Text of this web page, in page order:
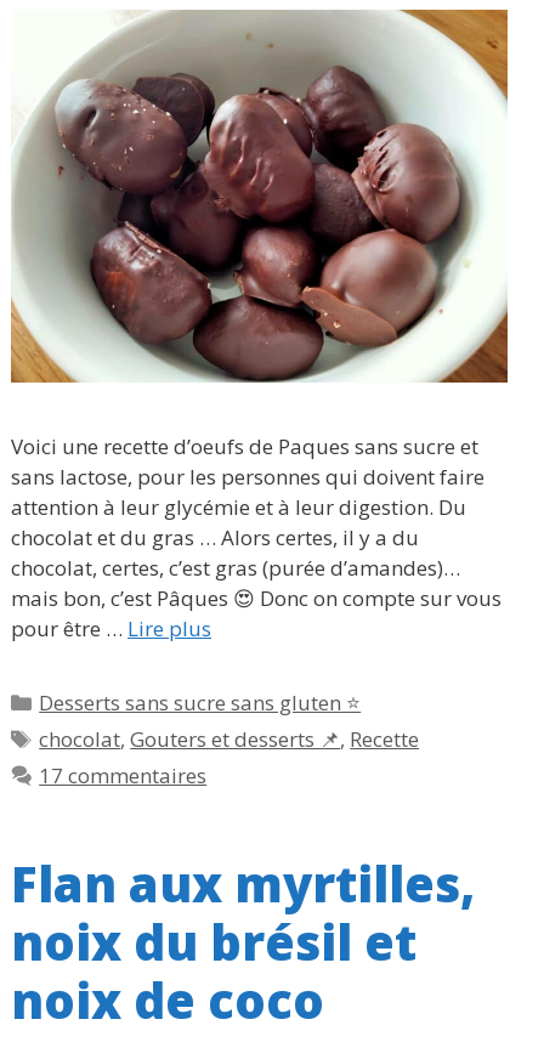
Voici une recette d’oeufs de Paques sans sucre et
sans lactose, pour les personnes qui doivent faire
attention à leur glycémie et à leur digestion. Du
chocolat et du gras … Alors certes, il y a du
chocolat, certes, c’est gras (purée d’amandes)…
mais bon, c’est Pâques 😍 Donc on compte sur vous
pour être … Lire plus
Catégories
Desserts sans sucre sans gluten ⭐
Étiquettes
chocolat,Gouters et desserts 📌, Recette
17 commentaires
Flan aux myrtilles,
noix du brésil et
noix de coco